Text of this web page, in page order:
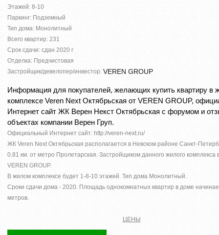
Этажей: 8-10
Паркинг: Подземный
Тип дома: Монолитный
Всего квартир: 231
Срок сдачи: сдан 2020 г
Отделка: Предчистовая
Застройщик/девелопер/инвестор: VEREN GROUP
Информация для покупателей, желающих купить квартиру в
комплексе Veren Next Октябрьская от VEREN GROUP,
Интернет сайт ЖК Верен Некст Октябрьская с форумом и
объектах компании Верен Груп.
Официальный Интернет сайт: http://veren-next.ru/
ЖК Veren Next Октябрьская располагается в Невском районе Санкт-
0.81 км. от метро Пролетарская. Застройщиком данного жилого комплекса
VEREN GROUP.
В жилом комплексе будет 1-8-10 этажей. Тип дома Монолитный.
Сроки сдачи дома - 2020. Площадь однокомнатных квартир в доме
метров.
ЦЕНЫ